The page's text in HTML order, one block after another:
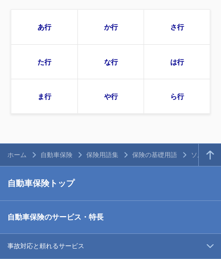
あ行 か行 さ行
た行 な行 は行
ま行 や行 ら行
ホーム 自動車保険 保険用語集 保険の基礎用語 ソルベン
自動車保険トップ
自動車保険のサービス・特長
事故対応と頼れるサービス